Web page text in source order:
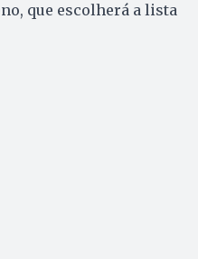
que escolherá a lista